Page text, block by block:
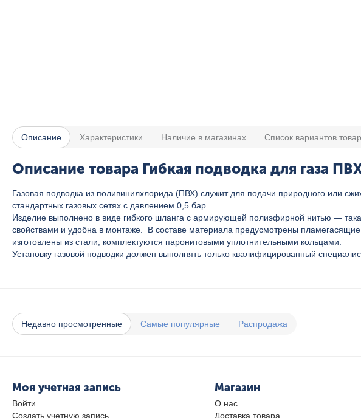
Описание Характеристики Наличие в магазинах Список вариантов
Описание товара Гибкая подводка для газа
Газовая подводка из поливинилхлорида (ПВХ) служит для подачи природного или
стандартных газовых сетях с давлением 0,5 бар.
Изделие выполнено в виде гибкого шланга с армирующей полиэфирной нитью —
свойствами и удобна в монтаже. В составе материала предусмотрены
изготовлены из стали, комплектуются паронитовыми уплотнительными кольцами.
Установку газовой подводки должен выполнять только квалифицированный
Недавно просмотренные Самые популярные Распродажа
Моя учетная запись
Войти
Создать учетную запись
Магазин
О нас
Доставка товара